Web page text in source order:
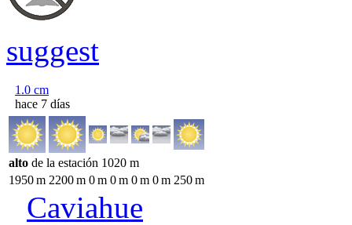
suggest
1.0 cm
hace 7 días
alto de la estación 1020 m
1950m 2200m 0m 0m 0m 0m 250m
Caviahue